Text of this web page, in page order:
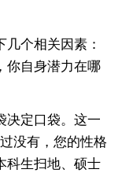
个相关因素：
你自身潜力在哪
定口袋。这一
没有，您的性格
科生扫地、硕士